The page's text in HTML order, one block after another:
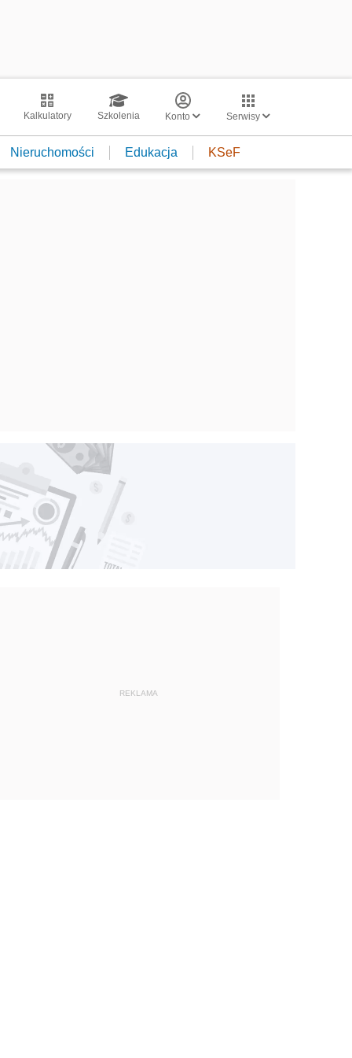
Kalkulatory Szkolenia Konto Serwisy
Nieruchomości Edukacja KSeF
REKLAMA